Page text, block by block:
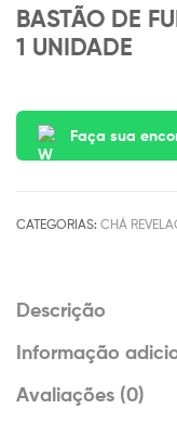
BASTÃO DE
1 UNIDADE
Faça sua
CATEGORIAS: CHÁ
Descrição
Informação
Avaliações (0)